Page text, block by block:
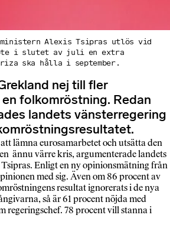
Alexis Tsipras utlös vid
i slutet av juli en extra
ska hålla i september.
nej till fler
folkomröstning. Redan
landets vänsterregering
lämna eurosamarbetet och utsätta den
ännu värre kris, argumenterade landets
Enligt en ny opinionsmätning från
med sig. Även om 86 procent av
resultat ignorerats i de nya
så är 61 procent nöjda med
regeringschef. 78 procent vill stanna i